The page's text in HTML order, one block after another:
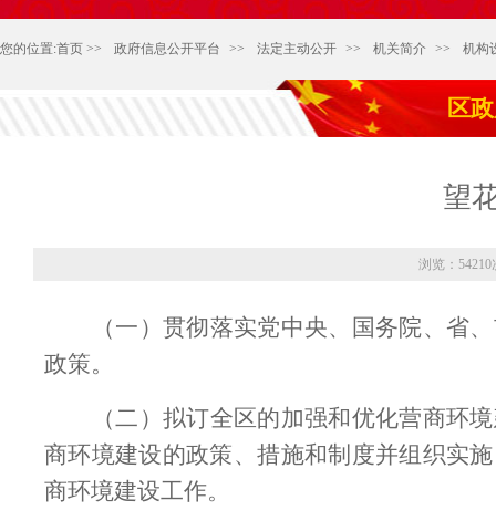
您的位置:首页 >> 政府信息公开平台 >> 法定主动公开 >> 机关简介 >> 机构
区
望
浏览：54210
（一）贯彻落实党中央、国务院、省
政策。
（二）拟订全区的加强和优化营商环
商环境建设的政策、措施和制度并组织实
商环境建设工作。